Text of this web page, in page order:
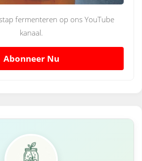
fermenteren op ons YouTube
kanaal.
Abonneer Nu